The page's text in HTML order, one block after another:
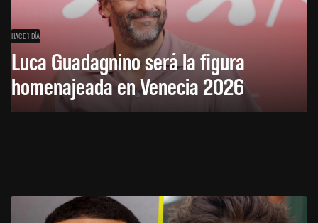
HACE 1 DÍA
Luca Guadagnino será la figura
homenajeada en Venecia 2026